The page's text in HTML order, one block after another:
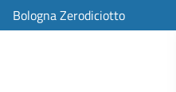
Bologna Zerodiciotto